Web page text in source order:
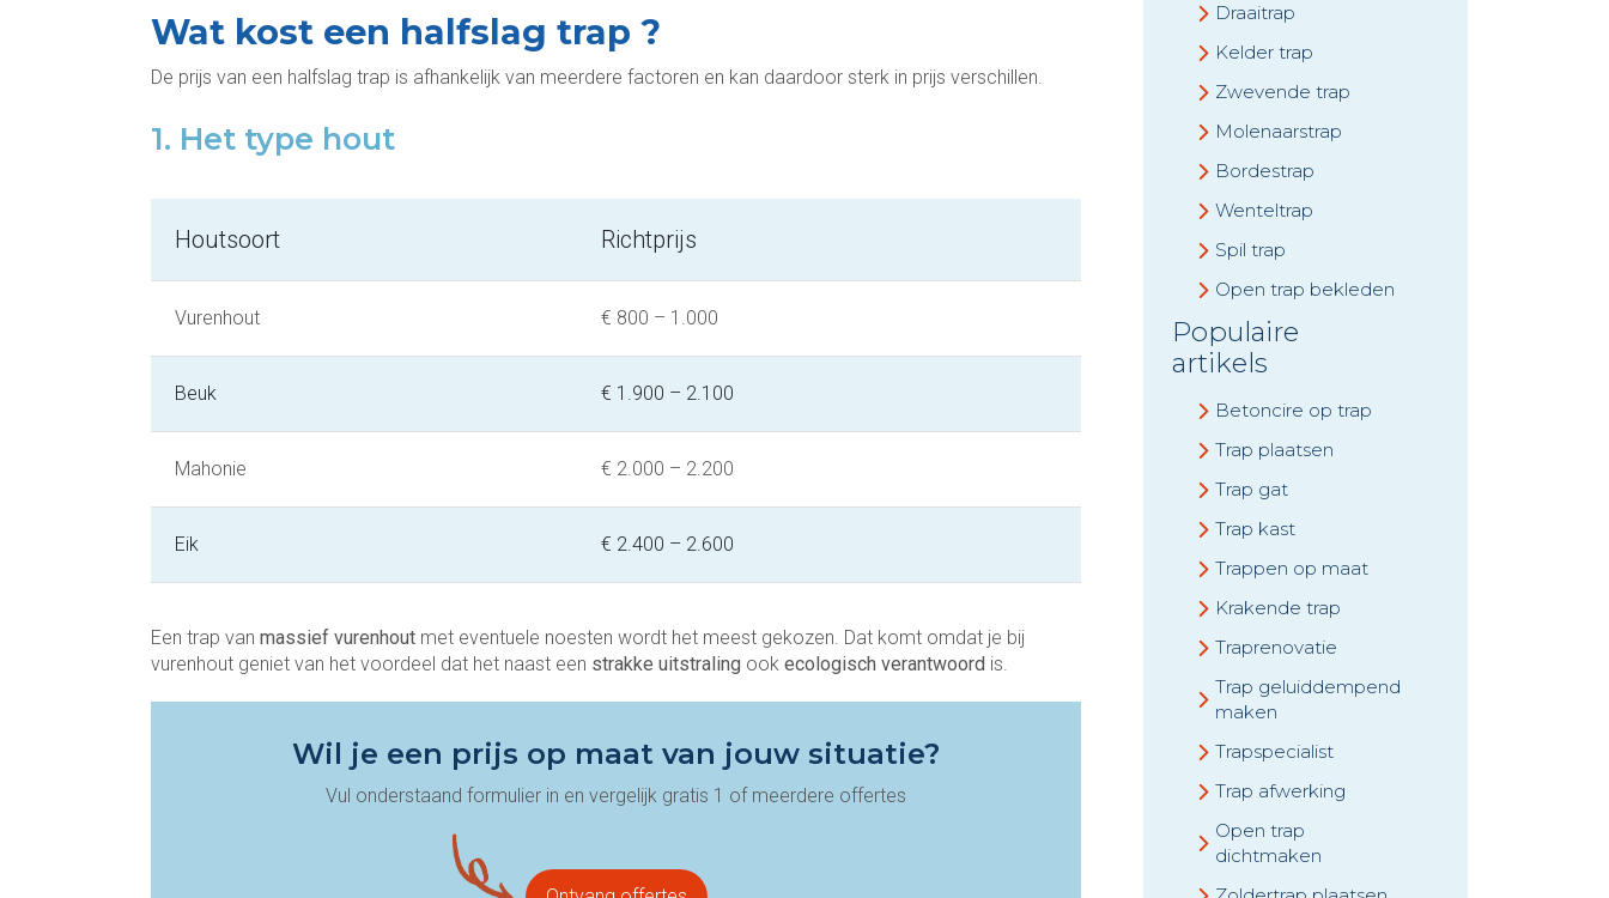
Wat kost een halfslag trap ?
De prijs van een halfslag trap is afhankelijk van meerdere factoren en kan daardoor sterk in prijs verschillen.
1. Het type hout
Houtsoort Richtprijs
Vurenhout € 800 – 1.000
Beuk € 1.900 – 2.100
Mahonie € 2.000 – 2.200
Eik € 2.400 – 2.600
Een trap van massief vurenhout met eventuele noesten wordt het meest gekozen. Dat komt omdat je bij
vurenhout geniet van het voordeel dat het naast een strakke uitstraling ook ecologisch verantwoord is.
Wil je een prijs op maat van jouw situatie?
Vul onderstaand formulier in en vergelijk gratis 1 of meerdere offertes
Draaitrap
Kelder trap
Zwevende trap
Molenaarstrap
Bordestrap
Wenteltrap
Spil trap
Open trap bekleden
Populaire
artikels
Betoncire op trap
Trap plaatsen
Trap gat
Trap kast
Trappen op maat
Krakende trap
Traprenovatie
Trap geluiddempend
maken
Trapspecialist
Trap afwerking
Open trap
dichtmaken